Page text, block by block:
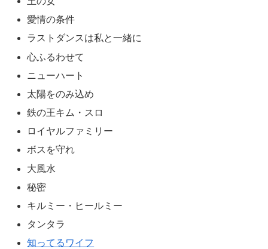
愛情の条件
ラストダンスは私と一緒に
心ふるわせて
ニューハート
太陽をのみ込め
鉄の王キム・スロ
ロイヤルファミリー
ボスを守れ
大風水
秘密
キルミー・ヒールミー
タンタラ
知ってるワイフ